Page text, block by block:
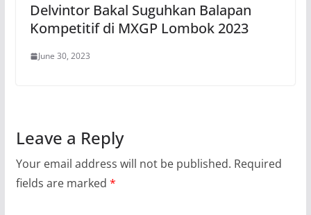
Delvintor Bakal Suguhkan Balapan
Kompetitif di MXGP Lombok 2023
June 30, 2023
Leave a Reply
Your email address will not be published. Required
fields are marked *